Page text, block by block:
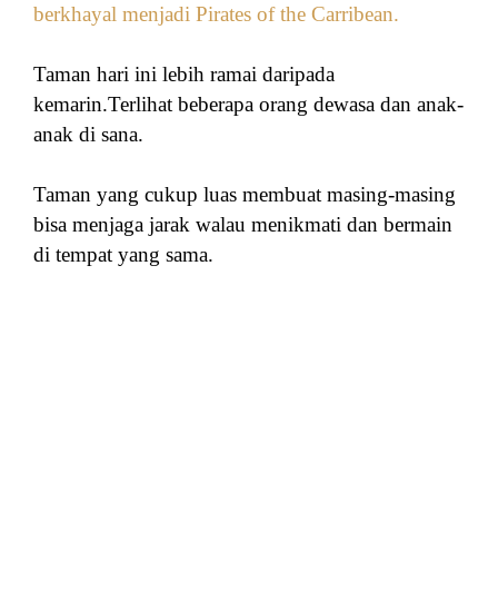
berkhayal menjadi Pirates of the Carribean.
Taman hari ini lebih ramai daripada
kemarin.Terlihat beberapa orang dewasa dan anak-
anak di sana.
Taman yang cukup luas membuat masing-masing
bisa menjaga jarak walau menikmati dan bermain
di tempat yang sama.